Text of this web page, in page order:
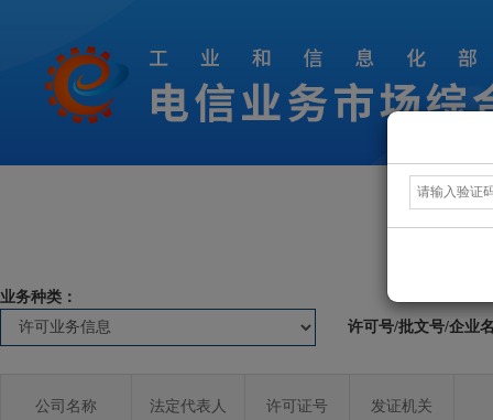
业务种类：
许可号/批文号/企业
公司名称 法定代表人 许可证号 发证机关